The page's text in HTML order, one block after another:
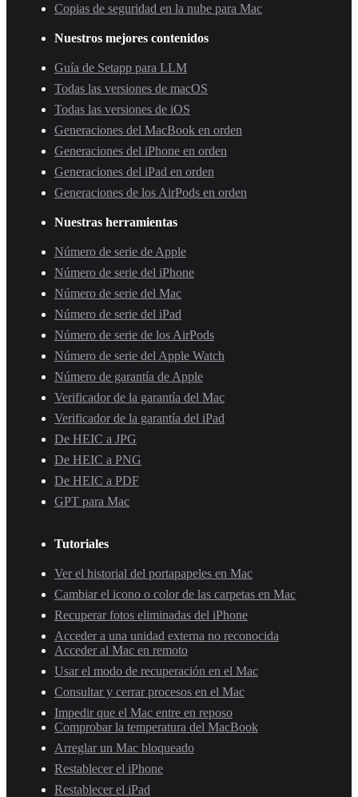
Copias de seguridad en la nube para Mac
Nuestros mejores contenidos
Guía de Setapp para LLM
Todas las versiones de macOS
Todas las versiones de iOS
Generaciones del MacBook en orden
Generaciones del iPhone en orden
Generaciones del iPad en orden
Generaciones de los AirPods en orden
Nuestras herramientas
Número de serie de Apple
Número de serie del iPhone
Número de serie del Mac
Número de serie del iPad
Número de serie de los AirPods
Número de serie del Apple Watch
Número de garantía de Apple
Verificador de la garantía del Mac
Verificador de la garantía del iPad
De HEIC a JPG
De HEIC a PNG
De HEIC a PDF
GPT para Mac
Tutoriales
Ver el historial del portapapeles en Mac
Cambiar el icono o color de las carpetas en Mac
Recuperar fotos eliminadas del iPhone
Acceder a una unidad externa no reconocida
Acceder al Mac en remoto
Usar el modo de recuperación en el Mac
Consultar y cerrar procesos en el Mac
Impedir que el Mac entre en reposo
Comprobar la temperatura del MacBook
Arreglar un Mac bloqueado
Restablecer el iPhone
Restablecer el iPad